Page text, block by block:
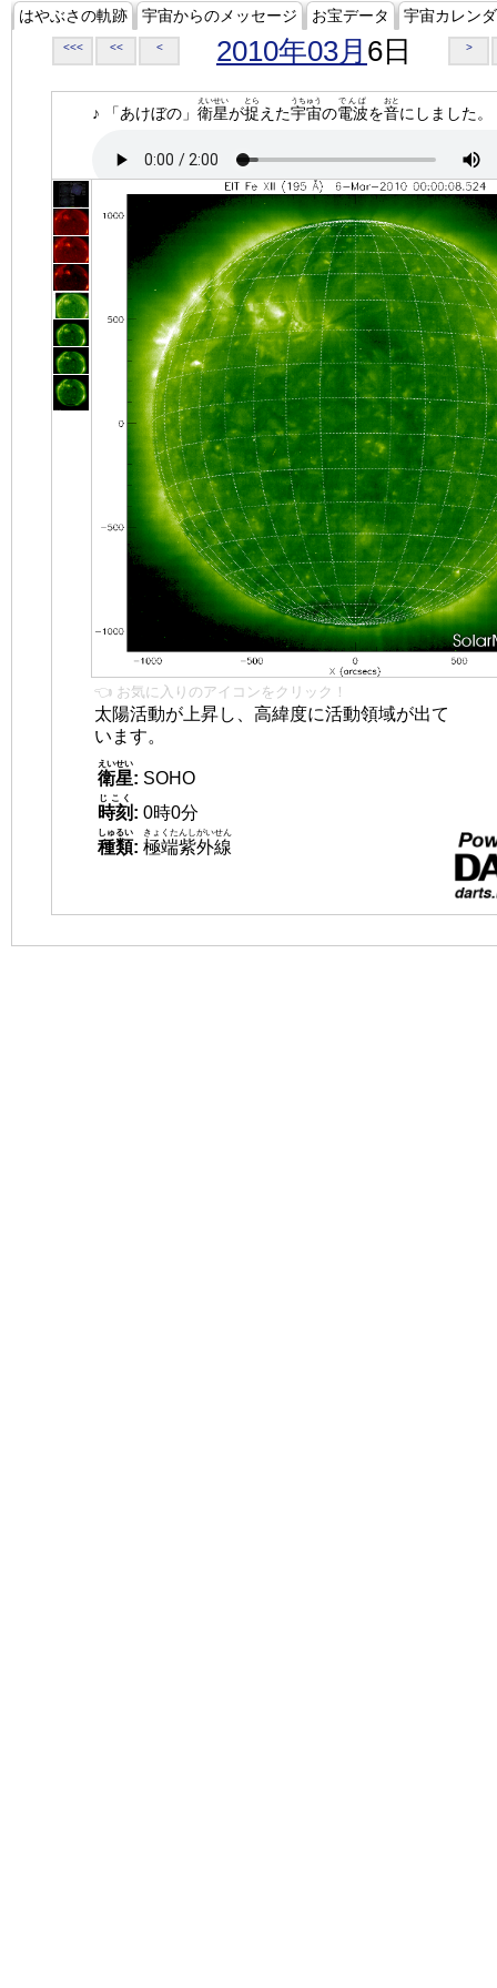
はやぶさの軌跡 宇宙からのメッセージ お宝データ 宇宙カレン
<<< << < 2010年03月 6日 >
♪ 「あけぼの」 衛星
えいせい
が捉
とら
えた宇宙
うちゅう
の電波
でんぱ
を音
おと
にしました。
👈 お気に入りのアイコンをクリック！
太陽活動が上昇し、高緯度に活動領域が出て
います。
衛星
えいせい
: SOHO
時刻
じこく
: 0時0分
種類
しゅるい
: 極端紫外線
きょくたんしがいせん